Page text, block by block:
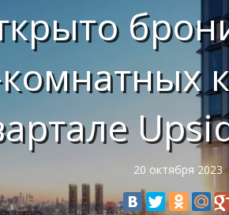
20 октября 2023